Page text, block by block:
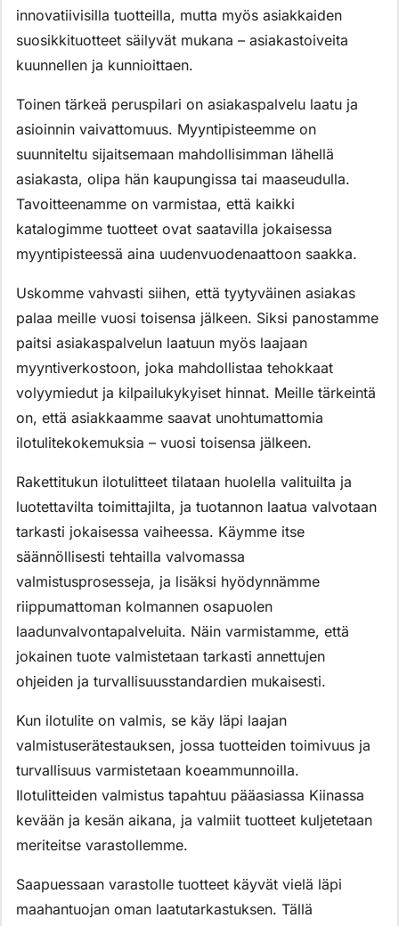
innovatiivisilla tuotteilla, mutta myös asiakkaiden
suosikkituotteet säilyvät mukana – asiakastoiveita
kuunnellen ja kunnioittaen.
Toinen tärkeä peruspilari on asiakaspalvelu laatu ja
asioinnin vaivattomuus. Myyntipisteemme on
suunniteltu sijaitsemaan mahdollisimman lähellä
asiakasta, olipa hän kaupungissa tai maaseudulla.
Tavoitteenamme on varmistaa, että kaikki
katalogimme tuotteet ovat saatavilla jokaisessa
myyntipisteessä aina uudenvuodenaattoon saakka.
Uskomme vahvasti siihen, että tyytyväinen asiakas
palaa meille vuosi toisensa jälkeen. Siksi panostamme
paitsi asiakaspalvelun laatuun myös laajaan
myyntiverkostoon, joka mahdollistaa tehokkaat
volyymiedut ja kilpailukykyiset hinnat. Meille tärkeintä
on, että asiakkaamme saavat unohtumattomia
ilotulitekokemuksia – vuosi toisensa jälkeen.
Rakettitukun ilotulitteet tilataan huolella valituilta ja
luotettavilta toimittajilta, ja tuotannon laatua valvotaan
tarkasti jokaisessa vaiheessa. Käymme itse
säännöllisesti tehtailla valvomassa
valmistusprosesseja, ja lisäksi hyödynnämme
riippumattoman kolmannen osapuolen
laadunvalvontapalveluita. Näin varmistamme, että
jokainen tuote valmistetaan tarkasti annettujen
ohjeiden ja turvallisuusstandardien mukaisesti.
Kun ilotulite on valmis, se käy läpi laajan
valmistuserätestauksen, jossa tuotteiden toimivuus ja
turvallisuus varmistetaan koeammunnoilla.
Ilotulitteiden valmistus tapahtuu pääasiassa Kiinassa
kevään ja kesän aikana, ja valmiit tuotteet kuljetetaan
meriteitse varastollemme.
Saapuessaan varastolle tuotteet käyvät vielä läpi
maahantuojan oman laatutarkastuksen. Tällä